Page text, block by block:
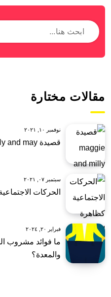
مقالات مختارة
نوفمبر ١٠, ٢٠٢١
قصيدة maggie and milly and molly and may
سبتمبر ٠٧, ٢٠٢١
الحركات
فبراير ٢٠, ٢٠٢٤
ما فوائد مشروب
والمعدة؟